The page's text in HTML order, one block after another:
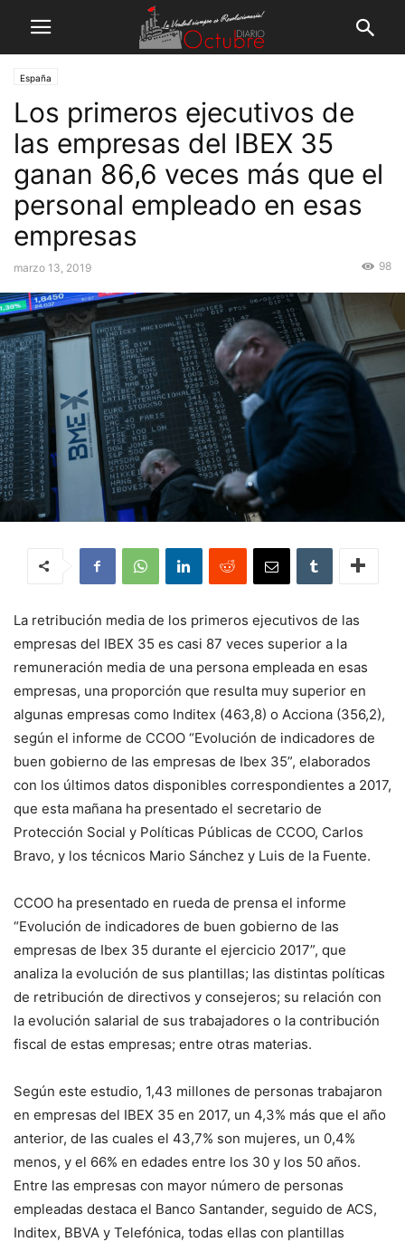
España
Los primeros ejecutivos de
las empresas del IBEX 35
ganan 86,6 veces más que el
personal empleado en esas
empresas
marzo 13, 2019 98
La retribución media de los primeros ejecutivos de las
empresas del IBEX 35 es casi 87 veces superior a la
remuneración media de una persona empleada en esas
empresas, una proporción que resulta muy superior en
algunas empresas como Inditex (463,8) o Acciona (356,2),
según el informe de CCOO “Evolución de indicadores de
buen gobierno de las empresas de Ibex 35”, elaborados
con los últimos datos disponibles correspondientes a 2017,
que esta mañana ha presentado el secretario de
Protección Social y Políticas Públicas de CCOO, Carlos
Bravo, y los técnicos Mario Sánchez y Luis de la Fuente.
CCOO ha presentado en rueda de prensa el informe
“Evolución de indicadores de buen gobierno de las
empresas de Ibex 35 durante el ejercicio 2017”, que
analiza la evolución de sus plantillas; las distintas políticas
de retribución de directivos y consejeros; su relación con
la evolución salarial de sus trabajadores o la contribución
fiscal de estas empresas; entre otras materias.
Según este estudio, 1,43 millones de personas trabajaron
en empresas del IBEX 35 en 2017, un 4,3% más que el año
anterior, de las cuales el 43,7% son mujeres, un 0,4%
menos, y el 66% en edades entre los 30 y los 50 años.
Entre las empresas con mayor número de personas
empleadas destaca el Banco Santander, seguido de ACS,
Inditex, BBVA y Telefónica, todas ellas con plantillas